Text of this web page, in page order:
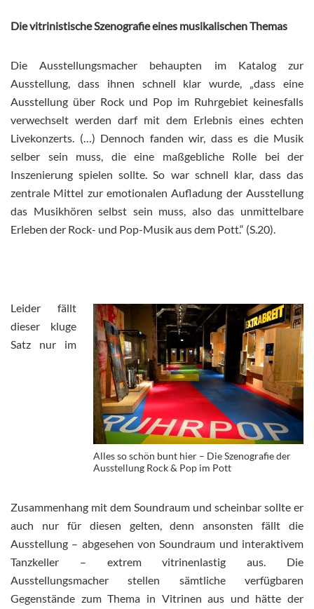
Die vitrinistische Szenografie eines musikalischen Themas
Die Ausstellungsmacher behaupten im Katalog zur
Ausstellung, dass ihnen schnell klar wurde, „dass eine
Ausstellung über Rock und Pop im Ruhrgebiet keinesfalls
verwechselt werden darf mit dem Erlebnis eines echten
Livekonzerts. (…) Dennoch fanden wir, dass es die Musik
selber sein muss, die eine maßgebliche Rolle bei der
Inszenierung spielen sollte. So war schnell klar, dass das
zentrale Mittel zur emotionalen Aufladung der Ausstellung
das Musikhören selbst sein muss, also das unmittelbare
Erleben der Rock- und Pop-Musik aus dem Pott.“ (S.20).
Alles so schön bunt hier – Die Szenografie der
Ausstellung Rock & Pop im Pott
Leider fällt
dieser kluge
Satz nur im
Zusammenhang mit dem Soundraum und scheinbar sollte er
auch nur für diesen gelten, denn ansonsten fällt die
Ausstellung – abgesehen von Soundraum und interaktivem
Tanzkeller – extrem vitrinenlastig aus. Die
Ausstellungsmacher stellen sämtliche verfügbaren
Gegenstände zum Thema in Vitrinen aus und hätte der